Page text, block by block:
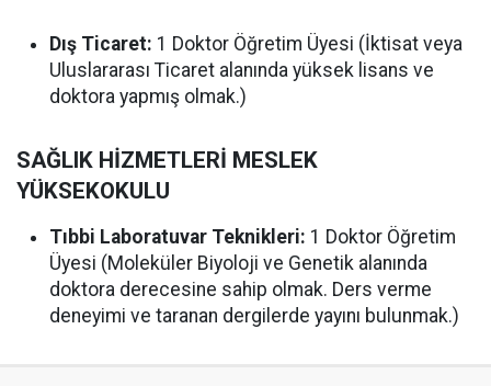
Dış Ticaret: 1 Doktor Öğretim Üyesi (İktisat veya
Uluslararası Ticaret alanında yüksek lisans ve
doktora yapmış olmak.)
SAĞLIK HİZMETLERİ MESLEK
YÜKSEKOKULU
Tıbbi Laboratuvar Teknikleri: 1 Doktor Öğretim
Üyesi (Moleküler Biyoloji ve Genetik alanında
doktora derecesine sahip olmak. Ders verme
deneyimi ve taranan dergilerde yayını bulunmak.)